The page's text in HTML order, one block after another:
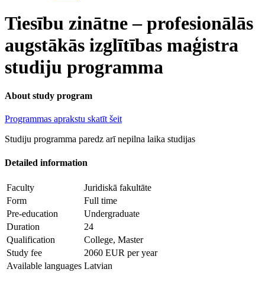
Tiesību zinātne – profesionālās
augstākās izglītības maģistra
studiju programma
About study program
Programmas aprakstu skatīt šeit
Studiju programma paredz arī nepilna laika studijas
Detailed information
Faculty
Juridiskā fakultāte
Form
Full time
Pre-education
Undergraduate
Duration
24
Qualification
College, Master
Study fee
2060 EUR per year
Available languages Latvian